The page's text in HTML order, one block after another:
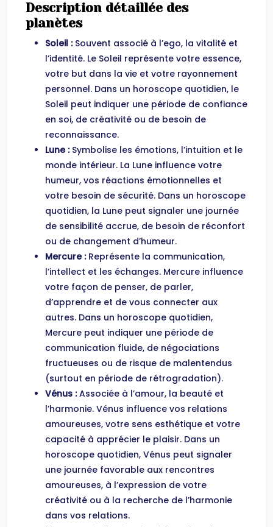
Description détaillée des
planètes
Soleil : Souvent associé à l’ego, la vitalité et
l’identité. Le Soleil représente votre essence,
votre but dans la vie et votre rayonnement
personnel. Dans un horoscope quotidien, le
Soleil peut indiquer une période de confiance
en soi, de créativité ou de besoin de
reconnaissance.
Lune : Symbolise les émotions, l’intuition et le
monde intérieur. La Lune influence votre
humeur, vos réactions émotionnelles et
votre besoin de sécurité. Dans un horoscope
quotidien, la Lune peut signaler une journée
de sensibilité accrue, de besoin de réconfort
ou de changement d’humeur.
Mercure : Représente la communication,
l’intellect et les échanges. Mercure influence
votre façon de penser, de parler,
d’apprendre et de vous connecter aux
autres. Dans un horoscope quotidien,
Mercure peut indiquer une période de
communication fluide, de négociations
fructueuses ou de risque de malentendus
(surtout en période de rétrogradation).
Vénus :Associée à l’amour, la beauté et
l’harmonie. Vénus influence vos relations
amoureuses, votre sens esthétique et votre
capacité à apprécier le plaisir. Dans un
horoscope quotidien, Vénus peut signaler
une journée favorable aux rencontres
amoureuses, à l’expression de votre
créativité ou à la recherche de l’harmonie
dans vos relations.